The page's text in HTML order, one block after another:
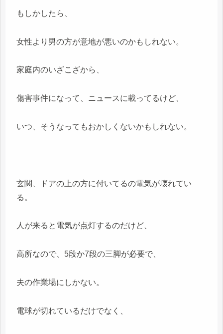
もしかしたら、
女性より男の方が意地が悪いのかもしれない。
家庭内のいざこざから、
傷害事件になって、ニュースに載ってるけど、
いつ、そうなってもおかしくないかもしれない。
玄関、ドアの上の方に付いてるの電気が壊れてい
る。
人が来ると電気が点灯するのだけど、
高所なので、5段か7段の三脚が必要で、
夫の作業場にしかない。
電球が切れているだけでなく、